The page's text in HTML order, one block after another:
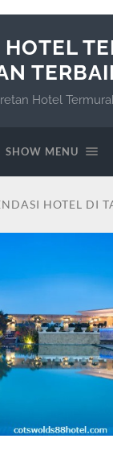
HOTEL
Hotel
SHOW MENU
HOTEL DI